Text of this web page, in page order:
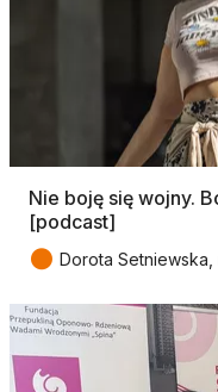
Nie boję się wojny.
[podcast]
● Dorota Setniewska,